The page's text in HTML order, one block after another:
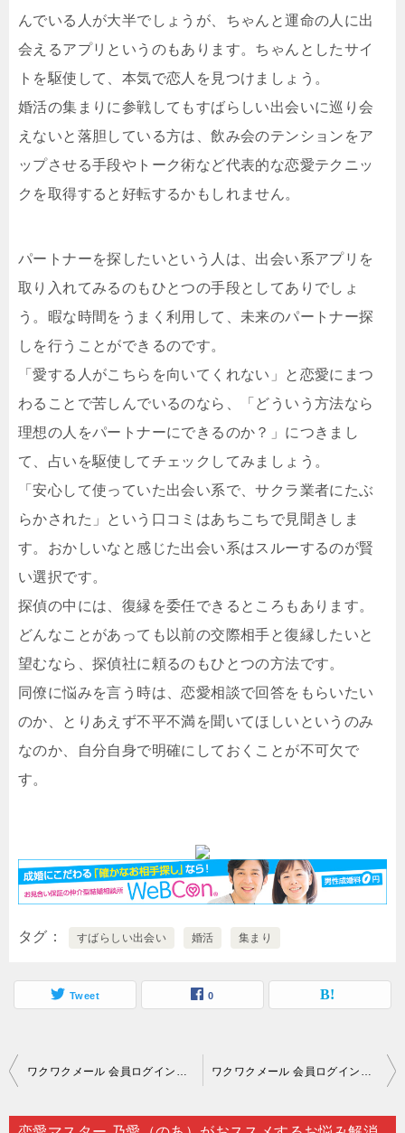
んでいる人が大半でしょうが、ちゃんと運命の人に出
会えるアプリというのもあります。ちゃんとしたサイ
トを駆使して、本気で恋人を見つけましょう。
婚活の集まりに参戦してもすばらしい出会いに巡り会
えないと落胆している方は、飲み会のテンションをア
ップさせる手段やトーク術など代表的な恋愛テクニッ
クを取得すると好転するかもしれません。
パートナーを探したいという人は、出会い系アプリを
取り入れてみるのもひとつの手段としてありでしょ
う。暇な時間をうまく利用して、未来のパートナー探
しを行うことができるのです。
「愛する人がこちらを向いてくれない」と恋愛にまつ
わることで苦しんでいるのなら、「どういう方法なら
理想の人をパートナーにできるのか？」につきまし
て、占いを駆使してチェックしてみましょう。
「安心して使っていた出会い系で、サクラ業者にたぶ
らかされた」という口コミはあちこちで見聞きしま
す。おかしいなと感じた出会い系はスルーするのが賢
い選択です。
探偵の中には、復縁を委任できるところもあります。
どんなことがあっても以前の交際相手と復縁したいと
望むなら、探偵社に頼るのもひとつの方法です。
同僚に悩みを言う時は、恋愛相談で回答をもらいたい
のか、とりあえず不平不満を聞いてほしいというのみ
なのか、自分自身で明確にしておくことが不可欠で
す。
タグ すばらしい出会い 婚活 集まり
Tweet 0
投
ナ
ワクワクメール 会員ログイン｜占いにより将来の恋愛やバイオリズムなどを推定することが可能なのです…。 ワクワクメール 会員ログイン｜一向に普段の生活で出会いがないと嘆いている人は…。